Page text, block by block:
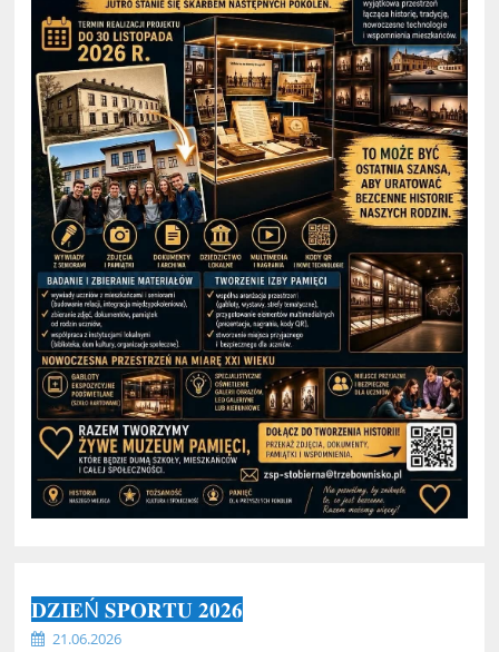
𝐃𝐙𝐈𝐄Ń 𝐒𝐏𝐎𝐑𝐓𝐔 𝟐𝟎𝟐𝟔
21.06.2026